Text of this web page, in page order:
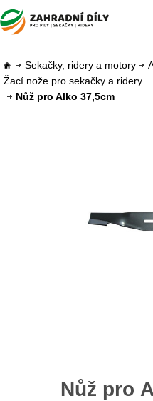
Sekačky, ridery a motory
Žací nože pro sekačky a ridery
Nůž pro Alko 37,5cm
Nůž pro